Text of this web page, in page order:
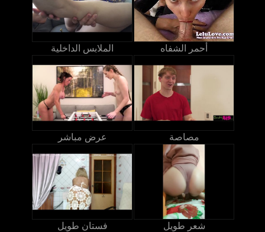
الملابس الداخلية أحمر الشفاه
عرض مباشر مصاصة
فستان طويل شعر طويل